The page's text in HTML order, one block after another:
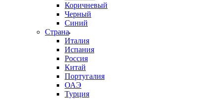
Коричневый
Черный
Синий
Страна
Италия
Испания
Россия
Китай
Португалия
ОАЭ
Турция